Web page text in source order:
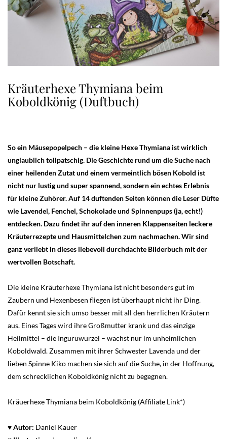
Kräuterhexe Thymiana beim
Koboldkönig (Duftbuch)
So ein Mäusepopelpech – die kleine Hexe Thymiana ist wirklich
unglaublich tollpatschig. Die Geschichte rund um die Suche nach
einer heilenden Zutat und einem vermeintlich bösen Kobold ist
nicht nur lustig und super spannend, sondern ein echtes Erlebnis
für kleine Zuhörer. Auf 14 duftenden Seiten können die Leser Düfte
wie Lavendel, Fenchel, Schokolade und Spinnenpups (ja, echt!)
entdecken. Dazu findet ihr auf den inneren Klappenseiten leckere
Kräuterrezepte und Hausmittelchen zum nachmachen. Wir sind
ganz verliebt in dieses liebevoll durchdachte Bilderbuch mit der
wertvollen Botschaft.
Die kleine Kräuterhexe Thymiana ist nicht besonders gut im
Zaubern und Hexenbesen fliegen ist überhaupt nicht ihr Ding.
Dafür kennt sie sich umso besser mit all den herrlichen Kräutern
aus. Eines Tages wird ihre Großmutter krank und das einzige
Heilmittel – die Inguruwurzel – wächst nur im unheimlichen
Koboldwald. Zusammen mit ihrer Schwester Lavenda und der
lieben Spinne Kiko machen sie sich auf die Suche, in der Hoffnung,
dem schrecklichen Koboldkönig nicht zu begegnen.
Kräuerhexe Thymiana beim Koboldkönig (Affiliate Link*)
♥ Autor: Daniel Kauer